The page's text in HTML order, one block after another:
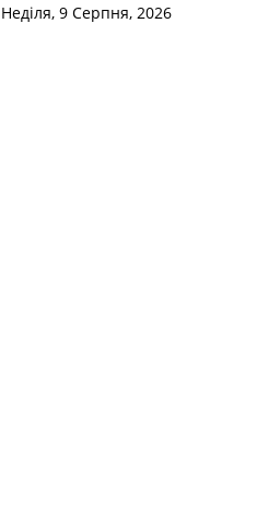
Неділя, 9 Серпня, 2026